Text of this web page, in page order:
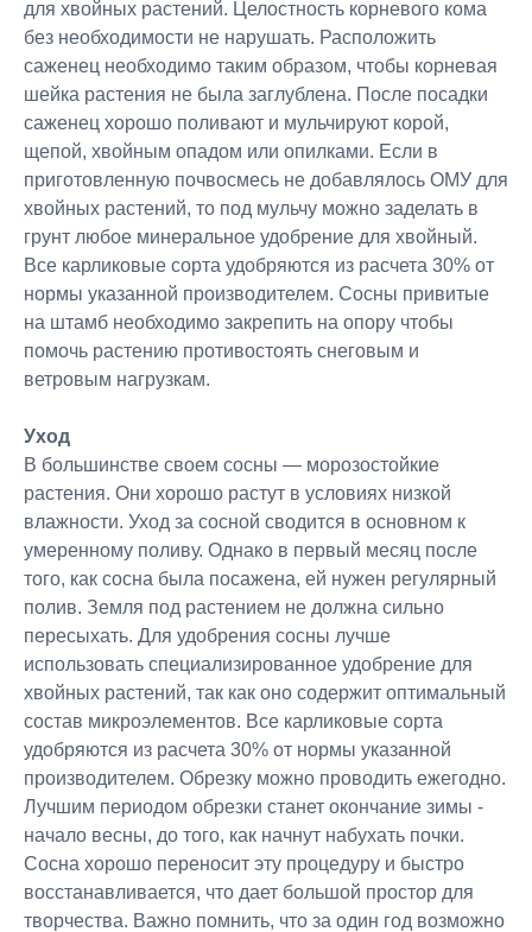
для хвойных растений. Целостность корневого кома
без необходимости не нарушать. Расположить
саженец необходимо таким образом, чтобы корневая
шейка растения не была заглублена. После посадки
саженец хорошо поливают и мульчируют корой,
щепой, хвойным опадом или опилками. Если в
приготовленную почвосмесь не добавлялось ОМУ для
хвойных растений, то под мульчу можно заделать в
грунт любое минеральное удобрение для хвойный.
Все карликовые сорта удобряются из расчета 30% от
нормы указанной производителем. Сосны привитые
на штамб необходимо закрепить на опору чтобы
помочь растению противостоять снеговым и
ветровым нагрузкам.
Уход
В большинстве своем сосны — морозостойкие
растения. Они хорошо растут в условиях низкой
влажности. Уход за сосной сводится в основном к
умеренному поливу. Однако в первый месяц после
того, как сосна была посажена, ей нужен регулярный
полив. Земля под растением не должна сильно
пересыхать. Для удобрения сосны лучше
использовать специализированное удобрение для
хвойных растений, так как оно содержит оптимальный
состав микроэлементов. Все карликовые сорта
удобряются из расчета 30% от нормы указанной
производителем. Обрезку можно проводить ежегодно.
Лучшим периодом обрезки станет окончание зимы -
начало весны, до того, как начнут набухать почки.
Сосна хорошо переносит эту процедуру и быстро
восстанавливается, что дает большой простор для
творчества. Важно помнить, что за один год возможно